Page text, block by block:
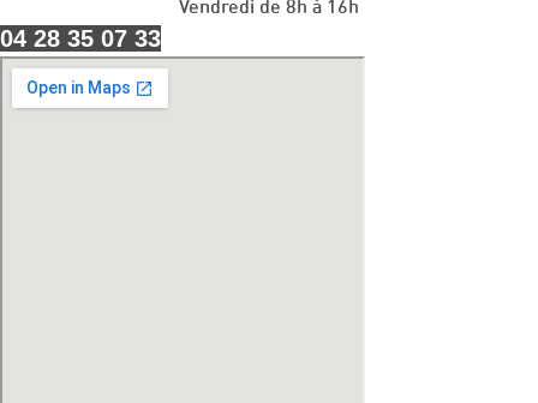
Vendredi de 8h à 16h
04 28 35 07 33